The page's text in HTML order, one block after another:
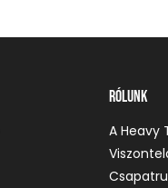
Rólunk
A Heavy